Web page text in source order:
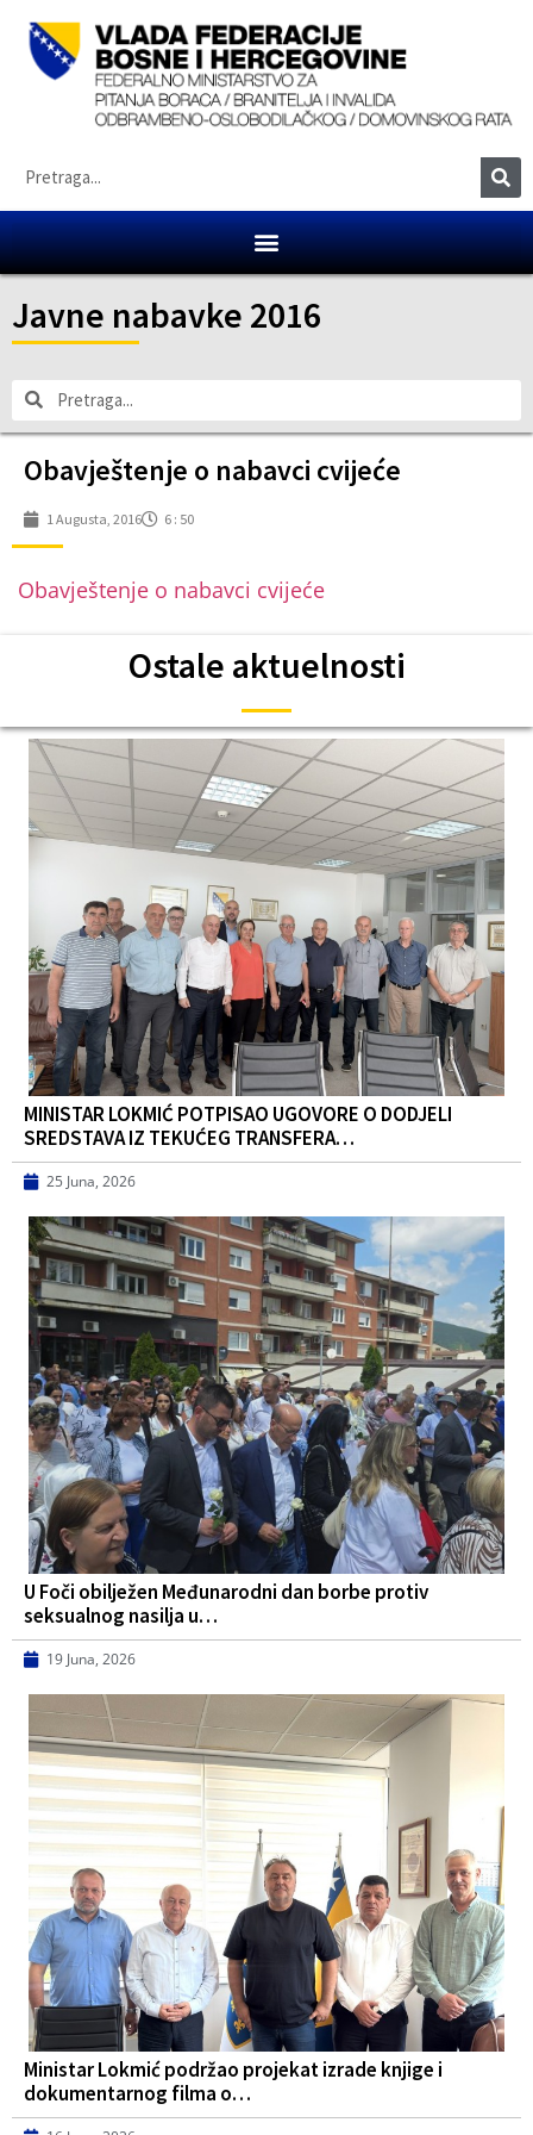
Javne nabavke 2016
Obavještenje o nabavci cvijeće
1 Augusta, 2016 6 : 50
Obavještenje o nabavci cvijeće
Ostale aktuelnosti
MINISTAR LOKMIĆ POTPISAO UGOVORE O DODJELI
SREDSTAVA IZ TEKUĆEG TRANSFERA…
25 Juna, 2026
U Foči obilježen Međunarodni dan borbe protiv
seksualnog nasilja u…
19 Juna, 2026
Ministar Lokmić podržao projekat izrade knjige i
dokumentarnog filma o…